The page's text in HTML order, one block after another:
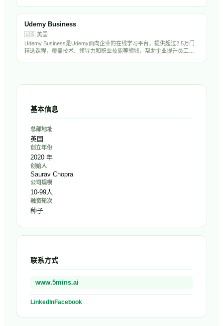
Udemy Business
🇺🇸 美国
Udemy Business是Udemy面向企业的在线学习平台，提供超过2.5万门
精选课程，覆盖技术、领导力和职业技能等领域，帮助企业提升员工技
基本信息
总部地址
英国
创立年份
2020 年
创始人
Saurav Chopra
公司规模
10-99人
融资轮次
种子
联系方式
www.5mins.ai
LinkedInFacebook